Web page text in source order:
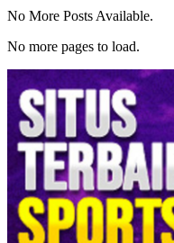
No More Posts Available.
No more pages to load.